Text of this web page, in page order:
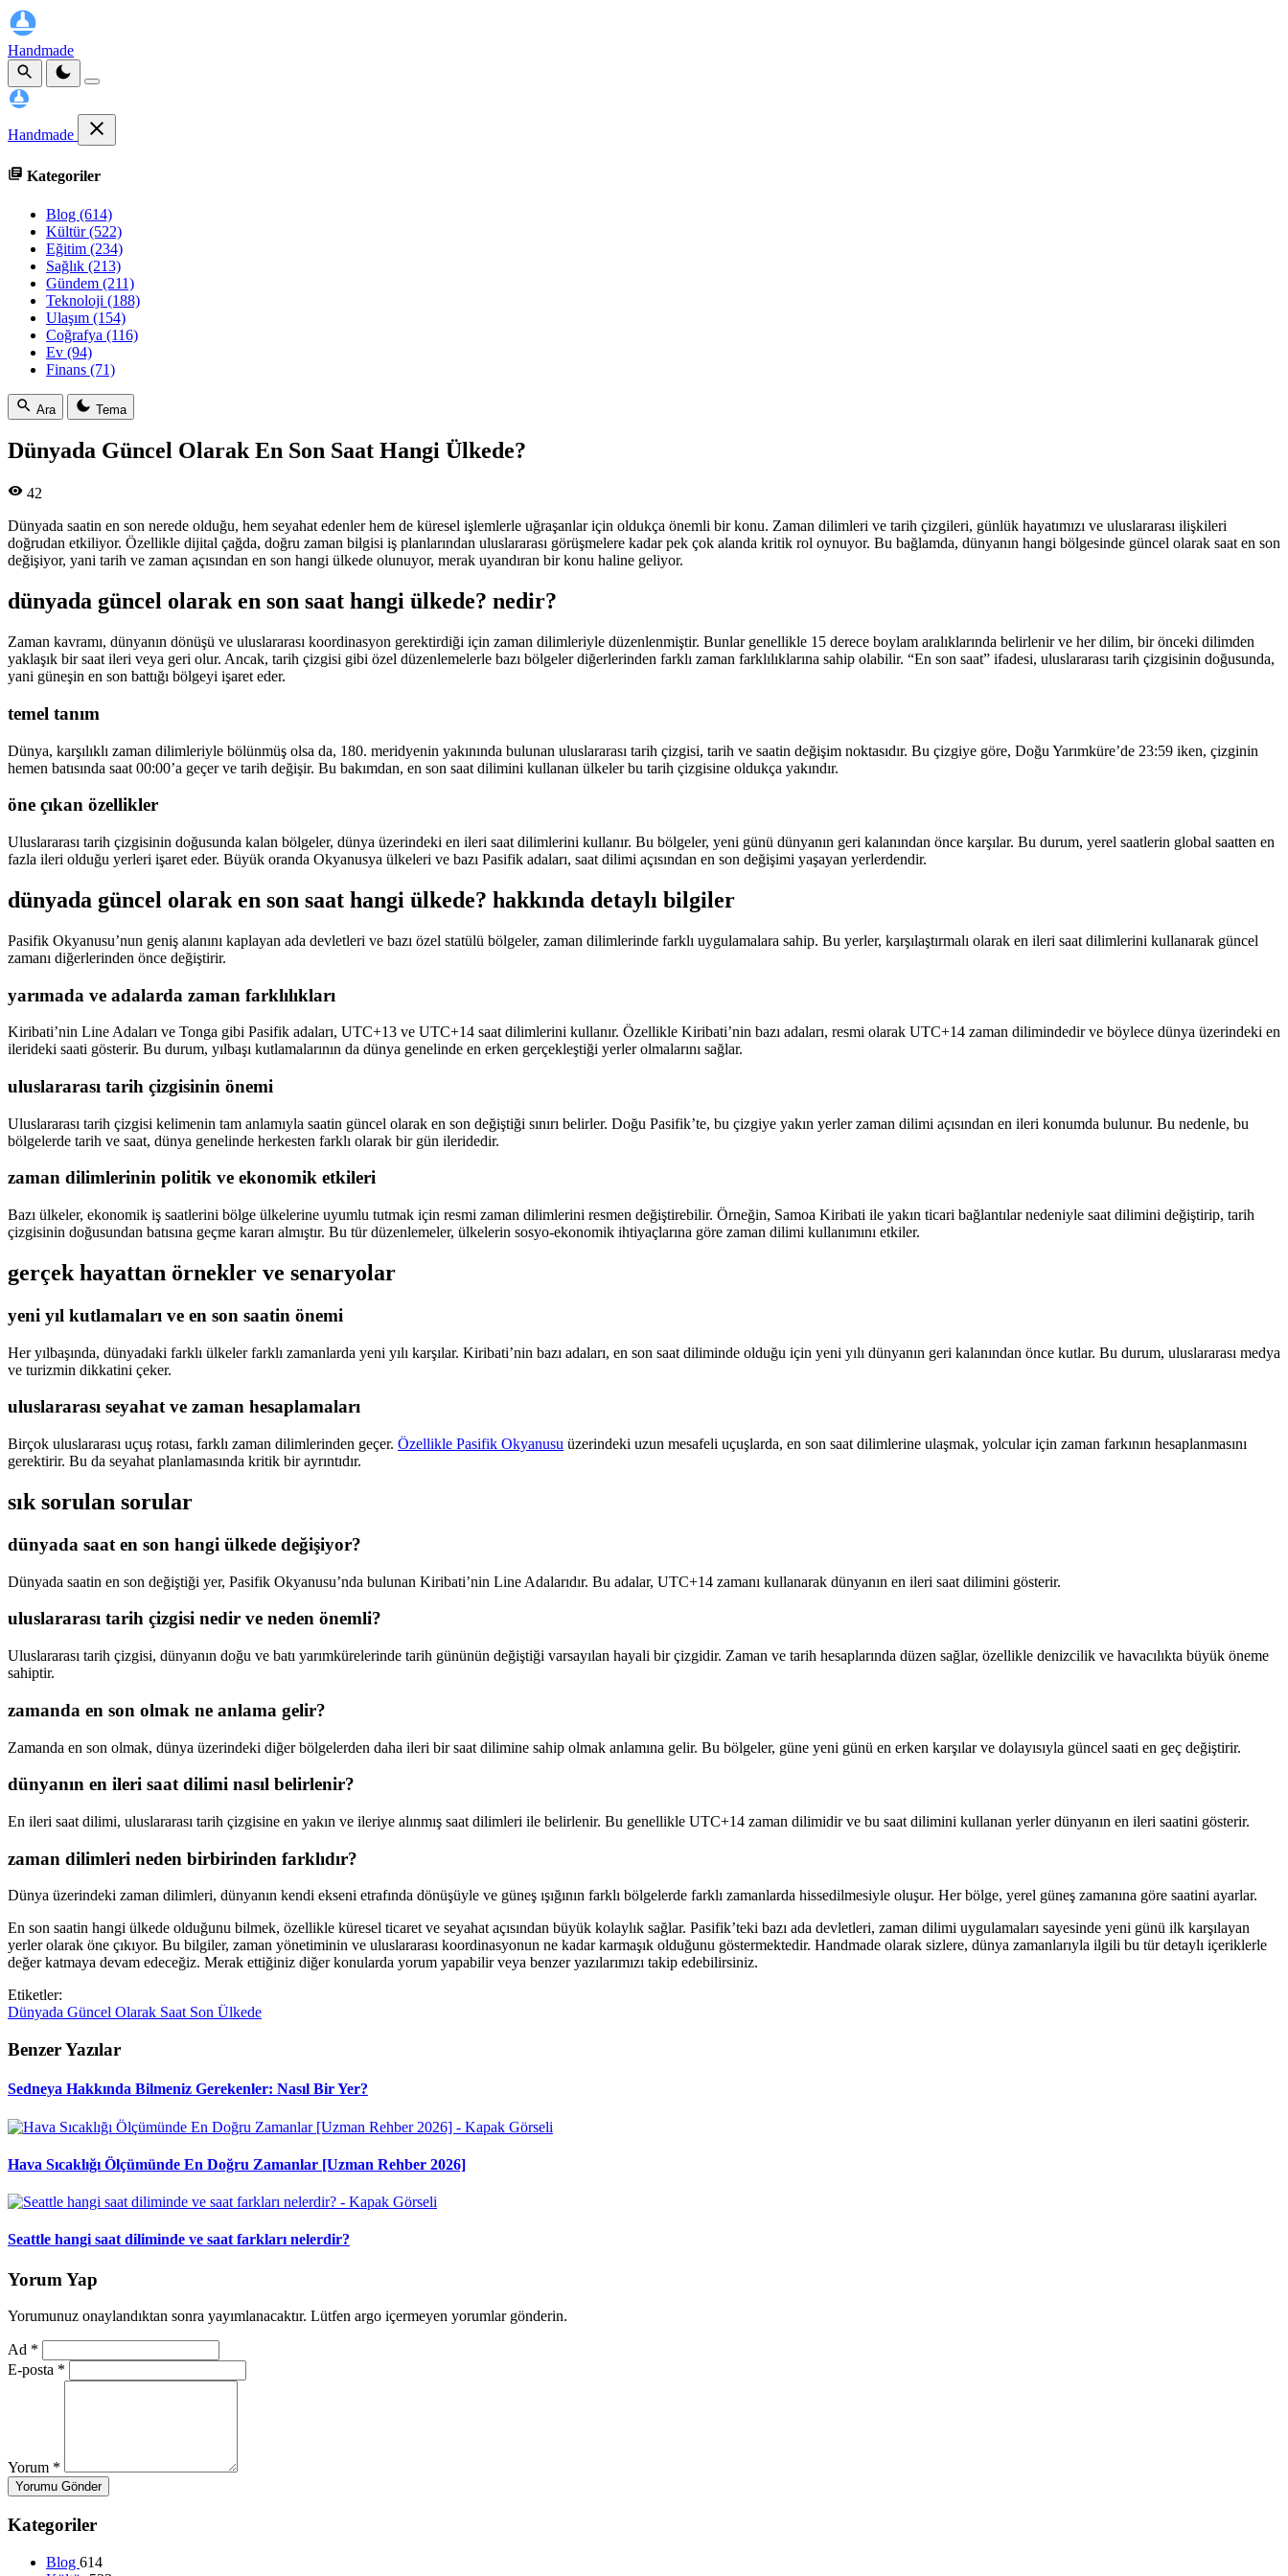
Handmade
Handmade
Kategoriler
Blog (614)
Kültür(522)
Eğitim (234)
Sağlık (213)
Gündem (211)
Teknoloji (188)
Ulaşım (154)
Coğrafya (116)
Ev (94)
Finans (71)
Ara Tema
Dünyada Güncel Olarak En Son Saat Hangi Ülkede?
42
Dünyada saatin en son nerede olduğu, hem seyahat edenler hem de küresel işlemlerle uğraşanlar için oldukça önemli bir konu. Zaman dilimleri ve tarih çizgileri, günlük hayatımızı ve uluslararası ilişkileri
doğrudan etkiliyor. Özellikle dijital çağda, doğru zaman bilgisi iş planlarından uluslararası görüşmelere kadar pek çok alanda kritik rol oynuyor. Bu bağlamda, dünyanın hangi bölgesinde güncel olarak saat en son
değişiyor, yani tarih ve zaman açısından en son hangi ülkede olunuyor, merak uyandıran bir konu haline geliyor.
dünyada güncel olarak en son saat hangi ülkede? nedir?
Zaman kavramı, dünyanın dönüşü ve uluslararası koordinasyon gerektirdiği için zaman dilimleriyle düzenlenmiştir. Bunlar genellikle 15 derece boylam aralıklarında belirlenir ve her dilim, bir önceki dilimden
yaklaşık bir saat ileri veya geri olur. Ancak, tarih çizgisi gibi özel düzenlemelerle bazı bölgeler diğerlerinden farklı zaman farklılıklarına sahip olabilir. “En son saat” ifadesi, uluslararası tarih çizgisinin doğusunda,
yani güneşin en son battığı bölgeyi işaret eder.
temel tanım
Dünya, karşılıklı zaman dilimleriyle bölünmüş olsa da, 180. meridyenin yakınında bulunan uluslararası tarih çizgisi, tarih ve saatin değişim noktasıdır. Bu çizgiye göre, Doğu Yarımküre’de 23:59 iken, çizginin
hemen batısında saat 00:00’a geçer ve tarih değişir. Bu bakımdan, en son saat dilimini kullanan ülkeler bu tarih çizgisine oldukça yakındır.
öne çıkan özellikler
Uluslararası tarih çizgisinin doğusunda kalan bölgeler, dünya üzerindeki en ileri saat dilimlerini kullanır. Bu bölgeler, yeni günü dünyanın geri kalanından önce karşılar. Bu durum, yerel saatlerin global saatten en
fazla ileri olduğu yerleri işaret eder. Büyük oranda Okyanusya ülkeleri ve bazı Pasifik adaları, saat dilimi açısından en son değişimi yaşayan yerlerdendir.
dünyada güncel olarak en son saat hangi ülkede? hakkında detaylı bilgiler
Pasifik Okyanusu’nun geniş alanını kaplayan ada devletleri ve bazı özel statülü bölgeler, zaman dilimlerinde farklı uygulamalara sahip. Bu yerler, karşılaştırmalı olarak en ileri saat dilimlerini kullanarak güncel
zamanı diğerlerinden önce değiştirir.
yarımada ve adalarda zaman farklılıkları
Kiribati’nin Line Adaları ve Tonga gibi Pasifik adaları, UTC+13 ve UTC+14 saat dilimlerini kullanır. Özellikle Kiribati’nin bazı adaları, resmi olarak UTC+14 zaman dilimindedir ve böylece dünya üzerindeki en
ilerideki saati gösterir. Bu durum, yılbaşı kutlamalarının da dünya genelinde en erken gerçekleştiği yerler olmalarını sağlar.
uluslararası tarih çizgisinin önemi
Uluslararası tarih çizgisi kelimenin tam anlamıyla saatin güncel olarak en son değiştiği sınırı belirler. Doğu Pasifik’te, bu çizgiye yakın yerler zaman dilimi açısından en ileri konumda bulunur. Bu nedenle, bu
bölgelerde tarih ve saat, dünya genelinde herkesten farklı olarak bir gün ileridedir.
zaman dilimlerinin politik ve ekonomik etkileri
Bazı ülkeler, ekonomik iş saatlerini bölge ülkelerine uyumlu tutmak için resmi zaman dilimlerini resmen değiştirebilir. Örneğin, Samoa Kiribati ile yakın ticari bağlantılar nedeniyle saat dilimini değiştirip, tarih
çizgisinin doğusundan batısına geçme kararı almıştır. Bu tür düzenlemeler, ülkelerin sosyo-ekonomik ihtiyaçlarına göre zaman dilimi kullanımını etkiler.
gerçek hayattan örnekler ve senaryolar
yeni yıl kutlamaları ve en son saatin önemi
Her yılbaşında, dünyadaki farklı ülkeler farklı zamanlarda yeni yılı karşılar. Kiribati’nin bazı adaları, en son saat diliminde olduğu için yeni yılı dünyanın geri kalanından önce kutlar. Bu durum, uluslararası medya
ve turizmin dikkatini çeker.
uluslararası seyahat ve zaman hesaplamaları
Birçok uluslararası uçuş rotası, farklı zaman dilimlerinden geçer. Özellikle Pasifik Okyanusu üzerindeki uzun mesafeli uçuşlarda, en son saat dilimlerine ulaşmak, yolcular için zaman farkının hesaplanmasını
gerektirir. Bu da seyahat planlamasında kritik bir ayrıntıdır.
sık sorulan sorular
dünyada saat en son hangi ülkede değişiyor?
Dünyada saatin en son değiştiği yer, Pasifik Okyanusu’nda bulunan Kiribati’nin Line Adalarıdır. Bu adalar, UTC+14 zamanı kullanarak dünyanın en ileri saat dilimini gösterir.
uluslararası tarih çizgisi nedir ve neden önemli?
Uluslararası tarih çizgisi, dünyanın doğu ve batı yarımkürelerinde tarih gününün değiştiği varsayılan hayali bir çizgidir. Zaman ve tarih hesaplarında düzen sağlar, özellikle denizcilik ve havacılıkta büyük öneme
sahiptir.
zamanda en son olmak ne anlama gelir?
Zamanda en son olmak, dünya üzerindeki diğer bölgelerden daha ileri bir saat dilimine sahip olmak anlamına gelir. Bu bölgeler, güne yeni günü en erken karşılar ve dolayısıyla güncel saati en geç değiştirir.
dünyanın en ileri saat dilimi nasıl belirlenir?
En ileri saat dilimi, uluslararası tarih çizgisine en yakın ve ileriye alınmış saat dilimleri ile belirlenir. Bu genellikle UTC+14 zaman dilimidir ve bu saat dilimini kullanan yerler dünyanın en ileri saatini gösterir.
zaman dilimleri neden birbirinden farklıdır?
Dünya üzerindeki zaman dilimleri, dünyanın kendi ekseni etrafında dönüşüyle ve güneş ışığının farklı bölgelerde farklı zamanlarda hissedilmesiyle oluşur. Her bölge, yerel güneş zamanına göre saatini ayarlar.
En son saatin hangi ülkede olduğunu bilmek, özellikle küresel ticaret ve seyahat açısından büyük kolaylık sağlar. Pasifik’teki bazı ada devletleri, zaman dilimi uygulamaları sayesinde yeni günü ilk karşılayan
yerler olarak öne çıkıyor. Bu bilgiler, zaman yönetiminin ve uluslararası koordinasyonun ne kadar karmaşık olduğunu göstermektedir. Handmade olarak sizlere, dünya zamanlarıyla ilgili bu tür detaylı içeriklerle
değer katmaya devam edeceğiz. Merak ettiğiniz diğer konularda yorum yapabilir veya benzer yazılarımızı takip edebilirsiniz.
Etiketler:
Dünyada Güncel Olarak Saat Son Ülkede
Benzer Yazılar
Sedneya Hakkında Bilmeniz Gerekenler: Nasıl Bir Yer?
Hava Sıcaklığı Ölçümünde En Doğru Zamanlar [Uzman Rehber 2026]
Seattle hangi saat diliminde ve saat farkları nelerdir?
Yorum Yap
Yorumunuz onaylandıktan sonra yayımlanacaktır. Lütfen argo içermeyen yorumlar gönderin.
Ad *
E-posta *
Yorum *
Yorumu Gönder
Kategoriler
Blog 614